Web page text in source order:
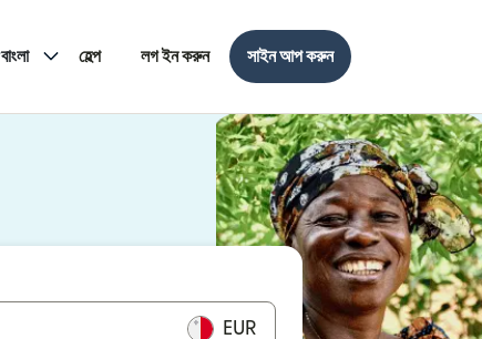
বাংলা হেল্প লগ ইন করুন সাইন আপ করুন
EUR